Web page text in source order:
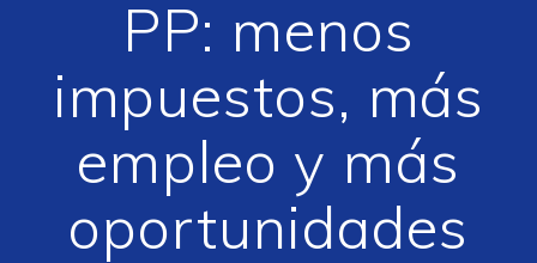
PP: menos
impuestos, más
empleo y más
oportunidades